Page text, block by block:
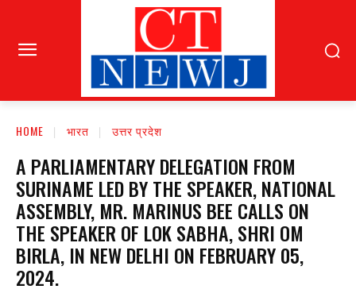
HOME भारत उत्तर प्रदेश
A PARLIAMENTARY DELEGATION FROM
SURINAME LED BY THE SPEAKER, NATIONAL
ASSEMBLY, MR. MARINUS BEE CALLS ON
THE SPEAKER OF LOK SABHA, SHRI OM
BIRLA, IN NEW DELHI ON FEBRUARY 05,
2024.